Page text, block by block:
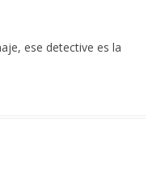
ese detective es la